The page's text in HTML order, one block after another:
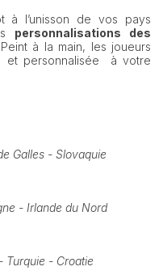
à l’unisson de vos pays
personnalisations des
à la main, les joueurs
et personnalisée à votre
Galles - Slovaquie
- Irlande du Nord
Turquie - Croatie